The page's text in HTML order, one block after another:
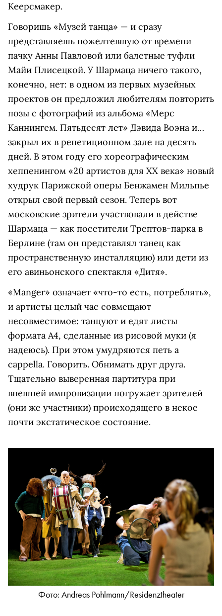
Кеерсмакер.
Говоришь «Музей танца» — и сразу
представляешь пожелтевшую от времени
пачку Анны Павловой или балетные туфли
Майи Плисецкой. У Шармаца ничего такого,
конечно, нет: в одном из первых музейных
проектов он предложил любителям повторить
позы с фотографий из альбома «Мерс
Каннингем. Пятьдесят лет» Дэвида Воэна и…
закрыл их в репетиционном зале на десять
дней. В этом году его хореографическим
хеппенингом «20 артистов для ХХ века» новый
худрук Парижской оперы Бенжамен Мильпье
открыл свой первый сезон. Теперь вот
московские зрители участвовали в действе
Шармаца — как посетители Трептов-парка в
Берлине (там он представлял танец как
пространственную инсталляцию) или дети из
его авиньонского спектакля «Дитя».
«Manger» означает «что-то есть, потреблять»,
и артисты целый час совмещают
несовместимое: танцуют и едят листы
формата А4, сделанные из рисовой муки (я
надеюсь). При этом умудряются петь a
capрella. Говорить. Обнимать друг друга.
Тщательно выверенная партитура при
внешней импровизации погружает зрителей
(они же участники) происходящего в некое
почти экстатическое состояние.
Фото: Andreas Pohlmann/Residenztheater